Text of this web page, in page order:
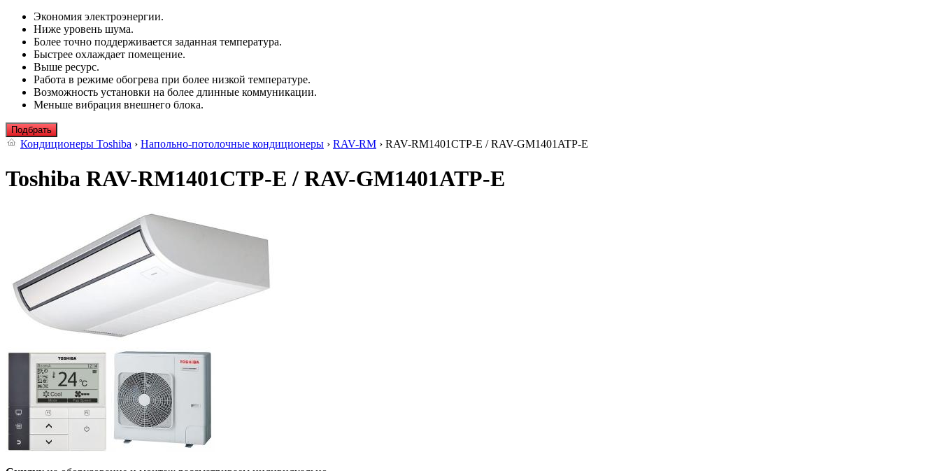
Экономия электроэнергии.
Ниже уровень шума.
Более точно поддерживается заданная температура.
Быстрее охлаждает помещение.
Выше ресурс.
Работа в режиме обогрева при более низкой температуре.
Возможность установки на более длинные коммуникации.
Меньше вибрация внешнего блока.
Подбрать
Кондиционеры Toshiba › Напольно-потолочные кондиционеры › RAV-RM › RAV-RM1401CTP-E / RAV-GM1401ATP-E
Toshiba RAV-RM1401CTP-E / RAV-GM1401ATP-E